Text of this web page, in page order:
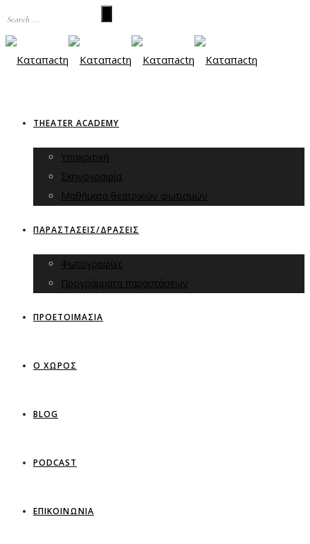
THEATER ACADEMY
Υποκριτική
Σκηνογραφία
Μαθήματα θεατρικών φωτισμών
ΠΑΡΑΣΤΑΣΕΙΣ/ΔΡΑΣΕΙΣ
Φωτογραφίες
Προγράμματα παραστάσεων
ΠΡΟΕΤΟΙΜΑΣΙΑ
Ο ΧΩΡΟΣ
BLOG
PODCAST
ΕΠΙΚΟΙΝΩΝΙΑ